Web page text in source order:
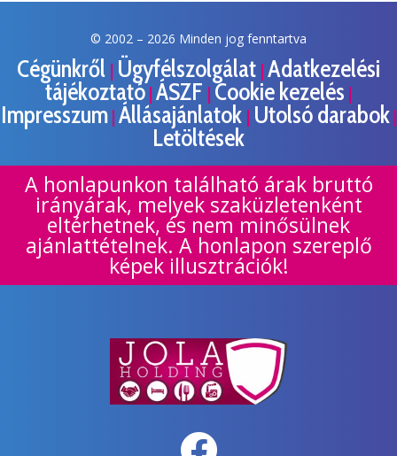
© 2002 – 2026 Minden jog fenntartva
Cégünkről | Ügyfélszolgálat | Adatkezelési
tájékoztató | ÁSZF | Cookie kezelés |
Impresszum| Állásajánlatok | Utolsó darabok|
Letöltések
A honlapunkon található árak bruttó
irányárak, melyek szaküzletenként
eltérhetnek, és nem minősülnek
ajánlattételnek. A honlapon szereplő
képek illusztrációk!